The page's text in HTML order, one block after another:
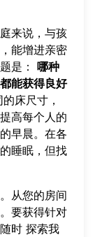
来说，与孩
能增进亲密
是： 哪种
能获得良好
床尺寸，
高每个人的
早晨。在各
睡眠，但找
从您的房间
要获得针对
时 探索我